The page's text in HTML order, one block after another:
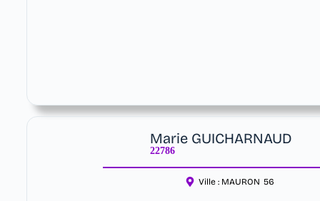
Marie GUICHARNAUD
22786
Ville : MAURON 56